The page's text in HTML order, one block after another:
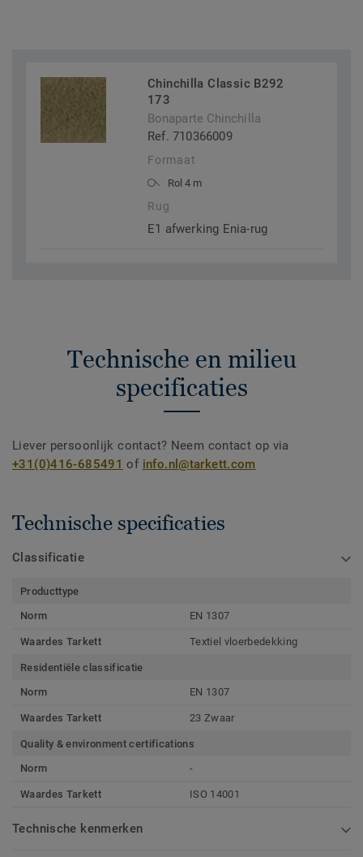
Chinchilla Classic B292
173
Bonaparte Chinchilla
Ref. 710366009
Formaat
Rol 4 m
Rug
E1 afwerking Enia-rug
Technische en milieu
specificaties
Liever persoonlijk contact? Neem contact op via
+31(0)416-685491 of info.nl@tarkett.com
Technische specificaties
Classificatie
Producttype
Norm
EN 1307
Waardes Tarkett Textiel vloerbedekking
Residentiële classificatie
Norm
EN 1307
Waardes Tarkett 23 Zwaar
Quality & environment certifications
Norm
-
Waardes Tarkett ISO 14001
Technische kenmerken